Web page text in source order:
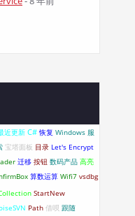
近更新 C# 恢复 Windows 服
宝塔面板 目录 Let's Encrypt
迁移 按钮 数码产品 高亮
算数运算 Wifi7 vsdbg
StartNew
Path 借呗 跟随